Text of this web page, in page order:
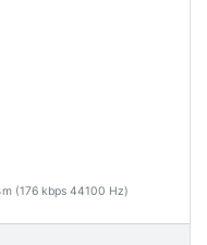
(176 kbps 44100 Hz)